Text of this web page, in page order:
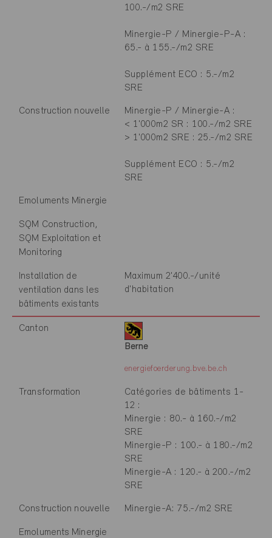
100.-/m2 SRE
Minergie-P / Minergie-P-A :
65.- à 155.-/m2 SRE
Supplément ECO : 5.-/m2
SRE
Construction nouvelle
Minergie-P / Minergie-A :
< 1'000m2 SR : 100.-/m2 SRE
> 1'000m2 SRE : 25.-/m2 SRE
Supplément ECO : 5.-/m2
SRE
Emoluments Minergie
SQM Construction,
SQM Exploitation et
Monitoring
Installation de
ventilation dans les
bâtiments existants
Maximum 2'400.-/unité
d'habitation
Canton
Berne
energiefoerderung.bve.be.ch
Transformation
Catégories de bâtiments 1-
12 :
Minergie : 80.- à 160.-/m2
SRE
Minergie-P : 100.- à 180.-/m2
SRE
Minergie-A : 120.- à 200.-/m2
SRE
Construction nouvelle Minergie-A: 75.-/m2 SRE
Emoluments Minergie